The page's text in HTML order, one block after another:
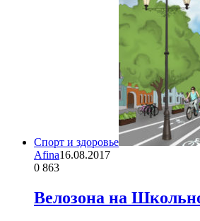
Спорт и здоровье
Afina16.08.2017
0 863
Велозона на